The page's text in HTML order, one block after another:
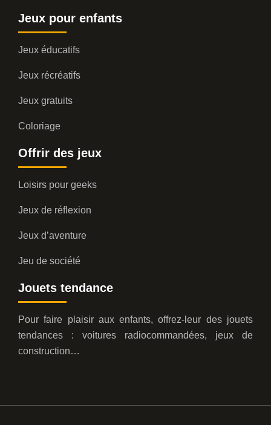
Jeux pour enfants
Jeux éducatifs
Jeux récréatifs
Jeux gratuits
Coloriage
Offrir des jeux
Loisirs pour geeks
Jeux de réflexion
Jeux d’aventure
Jeu de société
Jouets tendance
Pour faire plaisir aux enfants, offrez-leur des jouets
tendances : voitures radiocommandées, jeux de
construction…